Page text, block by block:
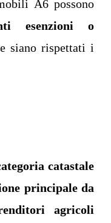
A6 possono
esenzioni o
siano rispettati i
catastale
principale da
agricoli